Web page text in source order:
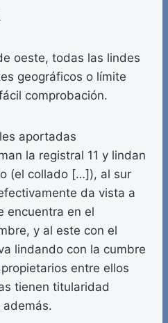
oeste, todas las lindes
geográficos o límite
comprobación.
aportadas
la registral 11 y lindan
(el collado […]), al sur
da vista a
encuentra en el
y al este con el
lindando con la cumbre
entre ellos
tienen titularidad
además.